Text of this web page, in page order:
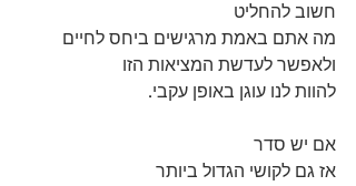
חשוב להחליט
מה אתם באמת מרגישים ביחס לחיים
ולאפשר לעדשת המציאות הזו
להוות לנו עוגן באופן עקבי.
אם יש סדר
אז גם לקושי הגדול ביותר